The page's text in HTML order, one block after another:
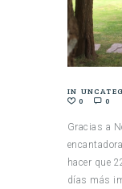
IN
0
0
Gracias a
hacer que
días más